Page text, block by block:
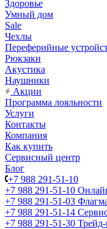
Здоровье
Умный дом
Sale
Чехлы
Переферийные
Рюкзаки
Акустика
Наушники
Акции
Программа лояльности
Услуги
Контакты
Компания
Как купить
Сервисный центр
Блог
+7 988 291-51-10
+7 988 291-51-10
+7 988 291-51-03
+7 988 291-51-14
+7 988 291-51-30